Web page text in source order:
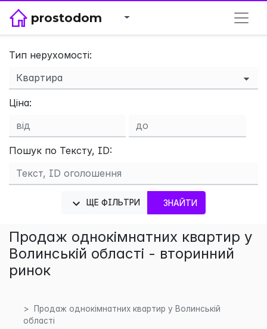
prostodom
Тип нерухомості:
Ціна:
Пошук по Тексту, ID:
ЩЕ ФІЛЬТРИ ЗНАЙТИ
Продаж однокімнатних квартир у
Волинській області - вторинний
ринок
Продаж однокімнатних квартир у Волинській
області
×